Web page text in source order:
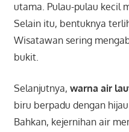
utama. Pulau-pulau kecil
Selain itu, bentuknya
Wisatawan sering
bukit.
Selanjutnya, warna air
biru berpadu dengan
Bahkan, kejernihan air